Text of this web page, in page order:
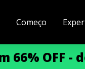
Começo
66% OFF -